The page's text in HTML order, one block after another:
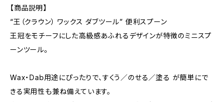
【商品説明】
“王（クラウン） ワックス ダブツール” 便利スプーン
王冠をモチーフにした高級感あふれるデザインが特徴のミニスプ
ーンツール。
Wax・Dab用途にぴったりで、すくう／のせる／塗る が簡単にで
きる実用性も兼ね備えています。